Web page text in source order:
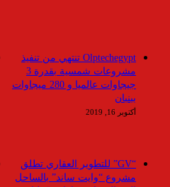
Olptechegypt تنتهي من تنفيذ
مشروعات شمسية بقدرة 3
جيجاوات عالميا و 280 ميجاوات
ببنبان
أكتوبر 16, 2019
“GV” للتطوير العقاري تطلق
مشروع “وايت ساند” بالساحل